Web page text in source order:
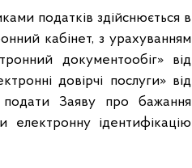
податків здійснюється в
кабінет, з урахуванням
документообіг» від
довірчі послуги» від
Заяву про бажання
ідентифікацію